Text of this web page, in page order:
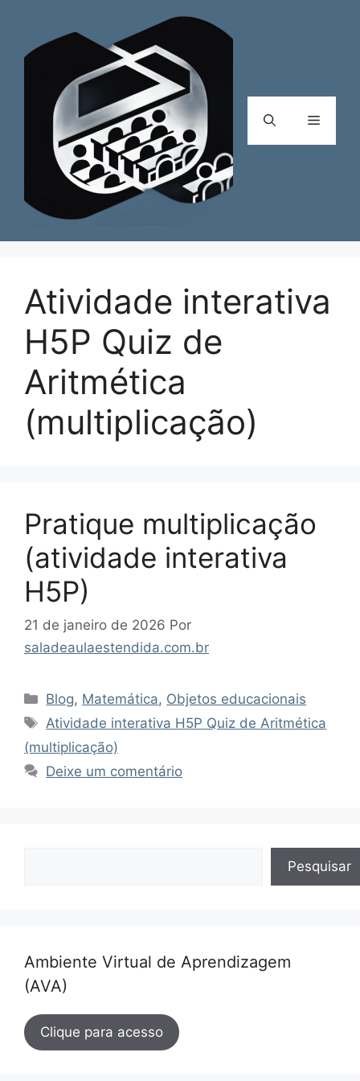
Menu
Atividade interativa
H5P Quiz de
Aritmética
(multiplicação)
Pratique multiplicação
(atividade interativa
H5P)
21 de janeiro de 2026 Por
saladeaulaestendida.com.br
Categorias
Blog, Matemática, Objetos educacionais
Tags
Atividade interativa H5P Quiz de Aritmética
(multiplicação)
Deixe um comentário
Pesquisar
Ambiente Virtual de Aprendizagem
(AVA)
Clique para acesso